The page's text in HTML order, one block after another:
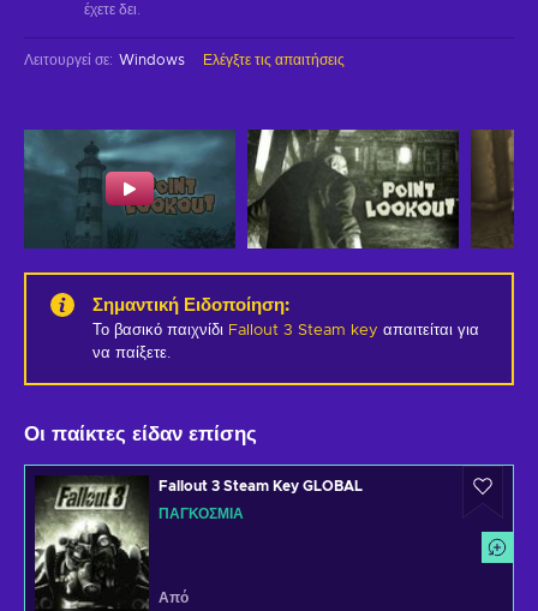
έχετε δει.
Λειτουργεί σε: Windows Ελέγξτε τις απαιτήσεις
Σημαντική Ειδοποίηση:
Το βασικό παιχνίδι Fallout 3 Steam key απαιτείται για
να παίξετε.
Οι παίκτες είδαν επίσης
Fallout 3 Steam Key GLOBAL
ΠΑΓΚΌΣΜΙΑ
Από